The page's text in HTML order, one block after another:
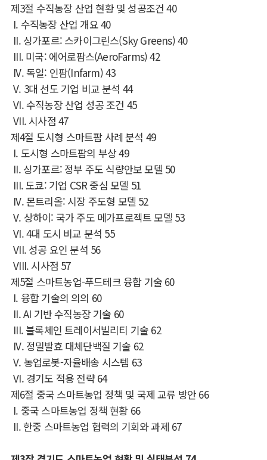
제3절 수직농장 산업 현황 및 성공조건 40
I. 수직농장 산업 개요40
II. 싱가포르: 스카이그린스(Sky Greens)40
III. 미국: 에어로팜스(AeroFarms)42
IV.독일: 인팜(Infarm)43
V. 3대 선도 기업 비교 분석 44
VI.수직농장 산업 성공 조건 45
VII. 시사점 47
제4절 도시형 스마트팜 사례 분석 49
I. 도시형 스마트팜의 부상49
II. 싱가포르: 정부 주도 식량안보 모델 50
III.도쿄: 기업 CSR중심 모델 51
IV.몬트리올: 시장 주도형 모델 52
V. 상하이: 국가 주도 메가프로젝트 모델 53
VI. 4대 도시 비교 분석 55
VII.성공 요인 분석 56
VIII. 시사점 57
제5절 스마트농업-푸드테크 융합 기술 60
I. 융합 기술의 의의 60
II. AI 기반 수직농장 기술 60
III. 블록체인 트레이서빌리티 기술 62
IV. 정밀발효 대체단백질 기술 62
V. 농업로봇-자율배송 시스템 63
VI. 경기도 적용 전략 64
제6절 중국 스마트농업 정책 및 국제 교류 방안 66
I. 중국 스마트농업 정책 현황 66
II.한중 스마트농업 협력의 기회와 과제 67